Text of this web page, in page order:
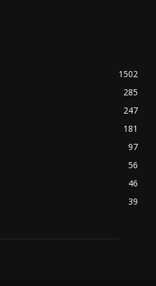
1502
285
247
181
97
56
46
39